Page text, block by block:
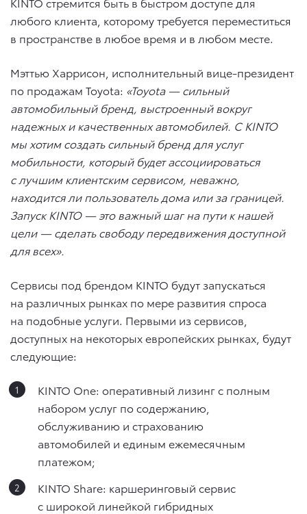
любого клиента, которому требуется переместиться
в пространстве в любое время и в любом месте.
Мэттью Харрисон, исполнительный вице-президент
по продажам Toyota: «Toyota — сильный
автомобильный бренд, выстроенный вокруг
надежных и качественных автомобилей. С KINTO
мы хотим создать сильный бренд для услуг
мобильности, который будет ассоциироваться
с лучшим клиентским сервисом, неважно,
находится ли пользователь дома или за границей.
Запуск KINTO — это важный шаг на пути к нашей
цели — сделать свободу передвижения доступной
для всех».
Сервисы под брендом KINTO будут запускаться
на различных рынках по мере развития спроса
на подобные услуги. Первыми из сервисов,
доступных на некоторых европейских рынках, будут
следующие:
KINTO One: оперативный лизинг с полным
набором услуг по содержанию,
обслуживанию и страхованию
автомобилей и единым ежемесячным
платежом;
KINTO Share: каршеринговый сервис
с широкой линейкой гибридных